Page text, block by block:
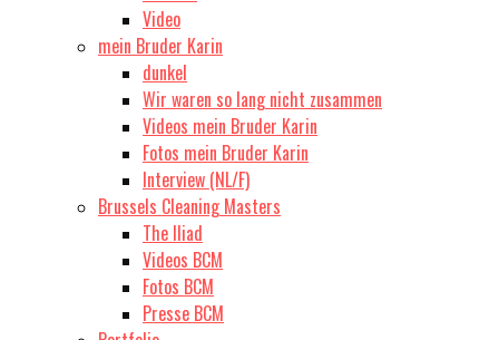
Video
mein Bruder Karin
dunkel
Wir waren so lang nicht zusammen
Videos mein Bruder Karin
Fotos mein Bruder Karin
Interview (NL/F)
Brussels Cleaning Masters
The Iliad
Videos BCM
Fotos BCM
Presse BCM